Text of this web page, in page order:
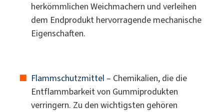
herkömmlichen Weichmachern und verleihen
dem Endprodukt hervorragende mechanische
Eigenschaften.
Flammschutzmittel – Chemikalien, die die
Entflammbarkeit von Gummiprodukten
verringern. Zu den wichtigsten gehören